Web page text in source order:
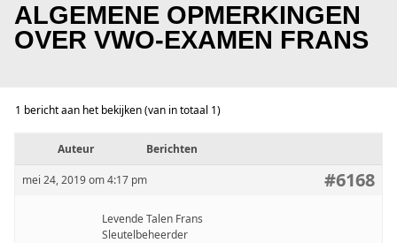
ALGEMENE OPMERKINGEN
OVER VWO-EXAMEN FRANS
1 bericht aan het bekijken (van in totaal 1)
Auteur Berichten
mei 24, 2019 om 4:17 pm #6168
Levende Talen Frans
Sleutelbeheerder